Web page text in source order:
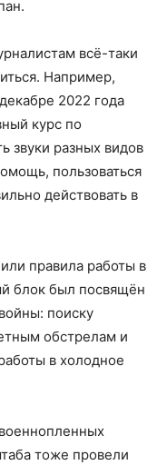
всё-таки
Например,
2022 года
курс по
звуки разных видов
пользоваться
действовать в
правила работы в
блок был посвящён
поиску
обстрелам и
в холодное
тоже провели